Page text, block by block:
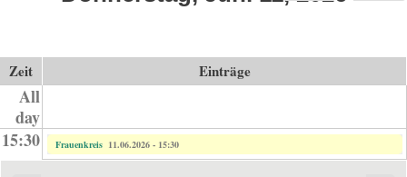
Zeit Einträge
All
day
15:30
Frauenkreis 11.06.2026 - 15:30